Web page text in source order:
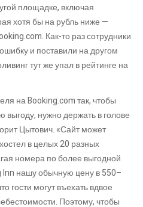
площадке, включая
хотя бы на рубль ниже —
Как-то раз сотрудники
и поставили на другом
тут же упал в рейтинге на
на Booking.com так, чтобы
выгоду, нужно держать в голове
Цытович. «Сайт может
в целых 20 разных
номера по более выгодной
Inn нашу обычную цену в 550–
гости могут въехать вдвое
Поэтому, чтобы